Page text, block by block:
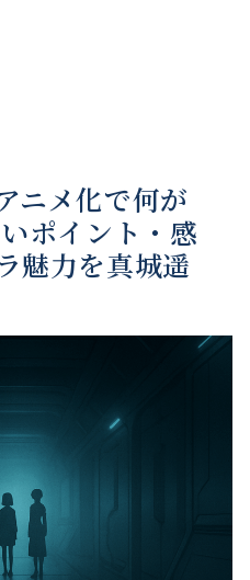
ニメ化で何が
ポイント・感
魅力を真城遥